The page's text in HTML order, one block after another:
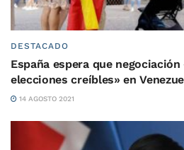
DESTACADO
España espera que
elecciones creíbles» en
14 AGOSTO 2021